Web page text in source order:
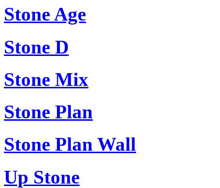
Stone Age
Stone D
Stone Mix
Stone Plan
Stone Plan Wall
Up Stone